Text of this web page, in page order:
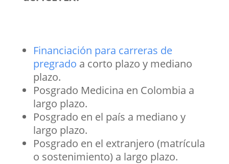
Financiación para carreras de
pregrado a corto plazo y mediano
plazo.
Posgrado Medicina en Colombia a
largo plazo.
Posgrado en el país a mediano y
largo plazo.
Posgrado en el extranjero (matrícula
o sostenimiento) a largo plazo.